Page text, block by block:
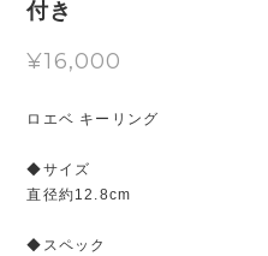
付き
¥16,000
ロエベ キーリング
◆サイズ
直径約12.8cm
◆スペック